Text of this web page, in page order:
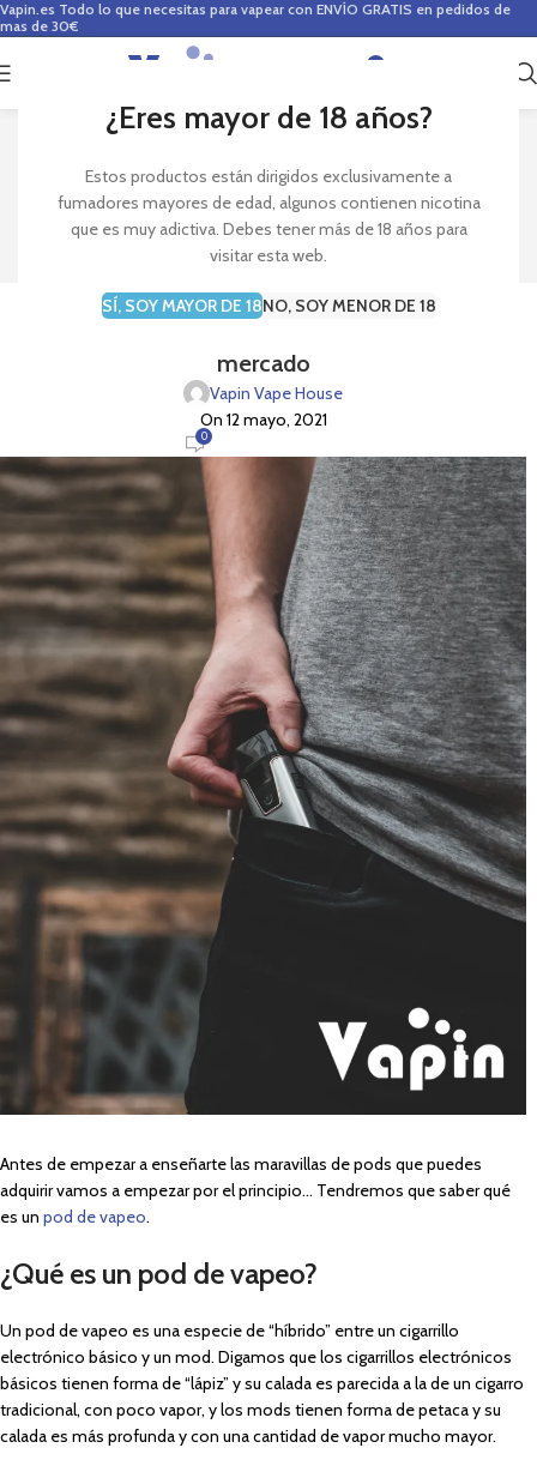
¿Eres mayor de 18 años?
Estos productos están dirigidos exclusivamente a
fumadores mayores de edad, algunos contienen nicotina
que es muy adictiva. Debes tener más de 18 años para
visitar esta web.
SÍ, SOY MAYOR DE 18NO, SOY MENOR DE 18
Vapin.es Todo lo que necesitas para vapear con ENVÍO GRATIS en pedidos de
mas de 30€
0
Blog
Inicio Pods
PODS
mercado
Vapin Vape House
On 12 mayo, 2021
0
Antes de empezar a enseñarte las maravillas de pods que puedes
adquirir vamos a empezar por el principio… Tendremos que saber qué
es un pod de vapeo.
¿Qué es un pod de vapeo?
Un pod de vapeo es una especie de “híbrido” entre un cigarrillo
electrónico básico y un mod. Digamos que los cigarrillos electrónicos
básicos tienen forma de “lápiz” y su calada es parecida a la de un cigarro
tradicional, con poco vapor, y los mods tienen forma de petaca y su
calada es más profunda y con una cantidad de vapor mucho mayor.